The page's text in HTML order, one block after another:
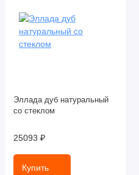
Эллада дуб натуральный
со стеклом
25093 ₽
Купить